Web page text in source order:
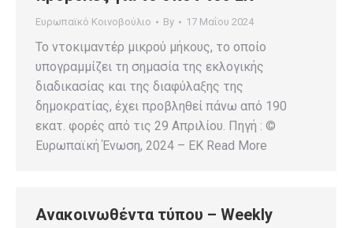
Ευρωπαϊκό Κοινοβούλιο By 17 Μαΐου 2024
Το ντοκιμαντέρ μικρού μήκους, το οποίο
υπογραμμίζει τη σημασία της εκλογικής
διαδικασίας και της διαφύλαξης της
δημοκρατίας, έχει προβληθεί πάνω από 190
εκατ. φορές από τις 29 Απριλίου. Πηγή : ©
Ευρωπαϊκή Ένωση, 2024 – EK Read More
Ανακοινωθέντα τύπου – Weekly